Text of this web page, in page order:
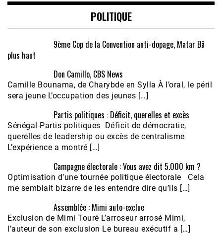
POLITIQUE
9ème Cop de la Convention anti-dopage, Matar Bâ
plus haut
Don Camillo, CBS News
Camille Bounama, de Charybde en Sylla À l’oral, le péril
sera jeune L’occupation des jeunes […]
Partis politiques : Déficit, querelles et excès
Sénégal-Partis politiques Déficit de démocratie,
querelles de leadership ou excès de centralisme
L’expérience a montré […]
Campagne électorale : Vous avez dit 5.000 km ?
Optimisation d’une tournée politique électorale Cela
me semblait bizarre de les entendre dire qu’ils […]
Assemblée : Mimi auto-exclue
Exclusion de Mimi Touré L’arroseur arrosé Mimi,
l’auteur de son exclusion Le bureau exécutif a […]